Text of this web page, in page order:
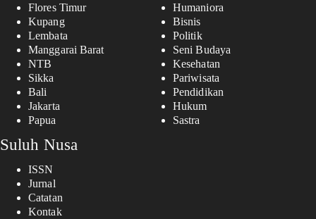
Flores Timur
Kupang
Lembata
Manggarai Barat
NTB
Sikka
Bali
Jakarta
Papua
Humaniora
Bisnis
Politik
Seni Budaya
Kesehatan
Pariwisata
Pendidikan
Hukum
Sastra
Suluh Nusa
ISSN
Jurnal
Catatan
Kontak